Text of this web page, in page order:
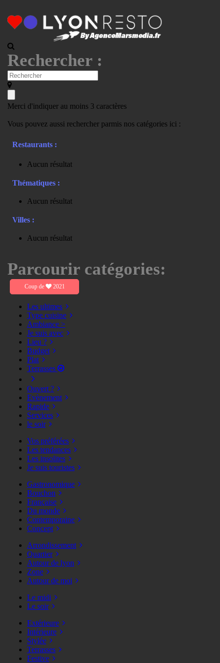
Rechercher :
Merci d'indiquer au moins 3 caractères
Vous pouvez aussi rechercher parmis nos catégories ici :
Restaurants :
Aucun résultat
Thématiques :
Aucun résultat
Villes :
Aucun résultat
Parcourir catégories:
Coup de 2021
Les ultimes
Type cuisine
Ambiance >
Je suis avec
Lieu ?
Budget
Plat
Terrasses
Ouvert ?
Evènement
Rapide
Services
le soir
Vos préférées
Les tendances
Les insolites
Je suis touristes
Gastronomique
Bouchon
Française
Du monde
Contemporaine
Concept
Arrondissement
Quartier
Autour de lyon
Zone
Autour de moi
Le midi
Le soir
Extérieure
Intérieure
Stylée
Terrasses
Festive